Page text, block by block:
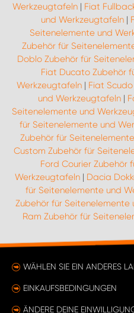
Werkzeugtafeln | Fiat
und Werkzeugtafeln |
Seitenelemente und
Zubehör für
Doblo Zubehör für
Fiat Ducato Zubehör
Werkzeugtafeln| Fiat
und Werkzeugtafeln|
Seitenelemente und
für Seitenelemente und
Zubehör für
Custom Zubehör für
Ford Courier Zubehör
Werkzeugtafeln | Dacia
für Seitenelemente und
Zubehör für Seitenelemente
Ram Zubehör für
WÄHLEN SIE EIN ANDERES
EINKAUFSBEDINGUNGEN
ÄNDERE DEINE